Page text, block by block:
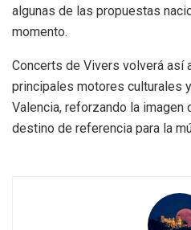
algunas de las propuestas
momento.
Concerts de Vivers volverá así
principales motores culturales
Valencia, reforzando la imagen
destino de referencia para la